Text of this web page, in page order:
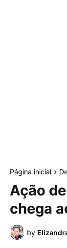
Página inicial
Ação
chega
by